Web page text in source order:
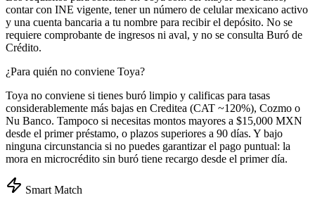
contar con INE vigente, tener un número de celular mexicano activo
y una cuenta bancaria a tu nombre para recibir el depósito. No se
requiere comprobante de ingresos ni aval, y no se consulta Buró de
Crédito.
¿Para quién no conviene Toya?
Toya no conviene si tienes buró limpio y calificas para tasas
considerablemente más bajas en Creditea (CAT ~120%), Cozmo o
Nu Banco. Tampoco si necesitas montos mayores a $15,000 MXN
desde el primer préstamo, o plazos superiores a 90 días. Y bajo
ninguna circunstancia si no puedes garantizar el pago puntual: la
mora en microcrédito sin buró tiene recargo desde el primer día.
Smart Match